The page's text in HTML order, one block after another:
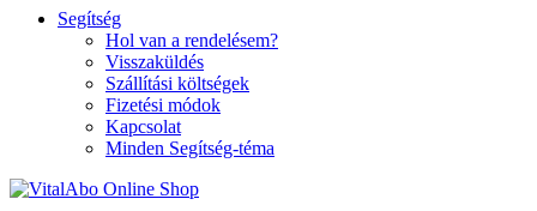
Segítség
Hol van a rendelésem?
Visszaküldés
Szállítási költségek
Fizetési módok
Kapcsolat
Minden Segítség-téma